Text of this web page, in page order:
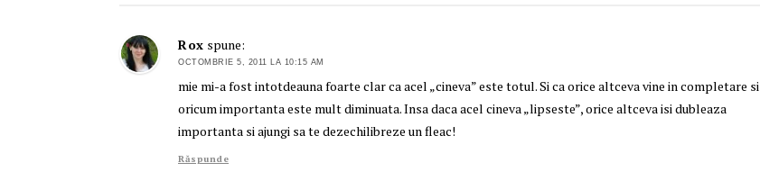
Rox spune:
OCTOMBRIE 5, 2011 LA 10:15 AM
mie mi-a fost intotdeauna foarte clar ca acel „cineva” este totul. Si ca orice altceva vine in completare si
oricum importanta este mult diminuata. Insa daca acel cineva „lipseste”, orice altceva isi dubleaza
importanta si ajungi sa te dezechilibreze un fleac!
Răspunde